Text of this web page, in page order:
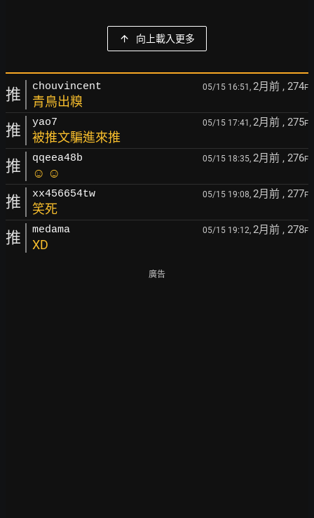
向上載入更多
推 chouvincent 05/15 16:51, 2月前 , 274F
青鳥出糗
推 yao7 05/15 17:41, 2月前 , 275F
被推文騙進來推
推 qqeea48b 05/15 18:35, 2月前 , 276F
☺ ☺
推 xx456654tw 05/15 19:08, 2月前 , 277F
笑死
推 medama 05/15 19:12, 2月前 , 278F
XD
廣告